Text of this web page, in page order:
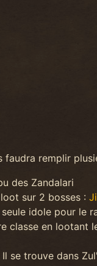
remplir
des Zandalari
sur 2 bosses :
seule idole pour le
classe en lootant
Il se trouve dans